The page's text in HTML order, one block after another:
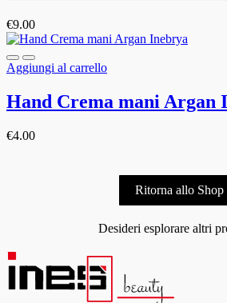
€9.00
Aggiungi al carrello
Hand Crema mani Argan
€4.00
Ritorna allo Shop
Desideri esplorare altri